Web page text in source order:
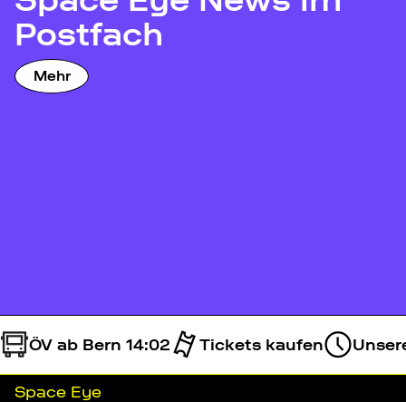
Postfach
Mehr
ÖV ab Bern 14:02 Tickets kaufen
Space Eye